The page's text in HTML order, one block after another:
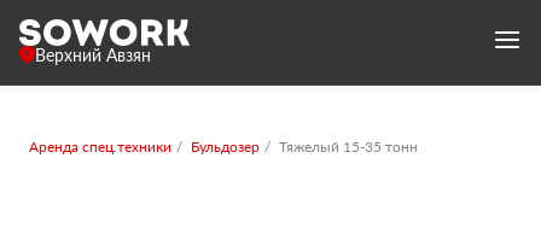
Верхний Авзян
Аренда спец.техники Бульдозер Тяжелый 15-35 тонн